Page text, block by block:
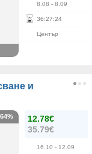
8.08 - 8.09
36:27:23
Център
и
12.78€
35.79€
16.10 - 12.09